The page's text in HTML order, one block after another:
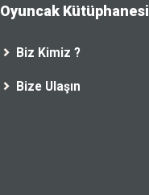
Oyuncak Kütüphanesi
Biz Kimiz ?
Bize Ulaşın